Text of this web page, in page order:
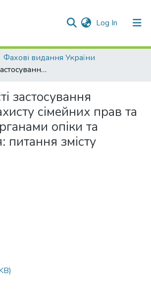
Log In (current)
Фахові видання України
Особливості застосування способів захисту сімейних прав та інтересів органами опіки та піклування: питання змісту
застосування
сімейних прав та
опіки та
питання змісту